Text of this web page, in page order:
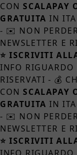
CON SCALAPAY
GRATUITA IN
- ✉️ NON
NEWSLETTER E
⭐ ISCRIVITI
INFO RIGUARDO
RISERVATI - 💰
CON SCALAPAY
GRATUITA IN
- ✉️ NON
NEWSLETTER E
⭐ ISCRIVITI